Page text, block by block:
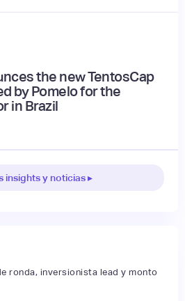
the new TentosCap
by Pomelo for the
in Brazil
insights y noticias ▸
ronda, inversionista lead y monto